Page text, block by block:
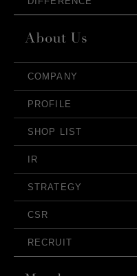
COMPANY
PROFILE
SHOP LIST
IR
STRATEGY
CSR
RECRUIT